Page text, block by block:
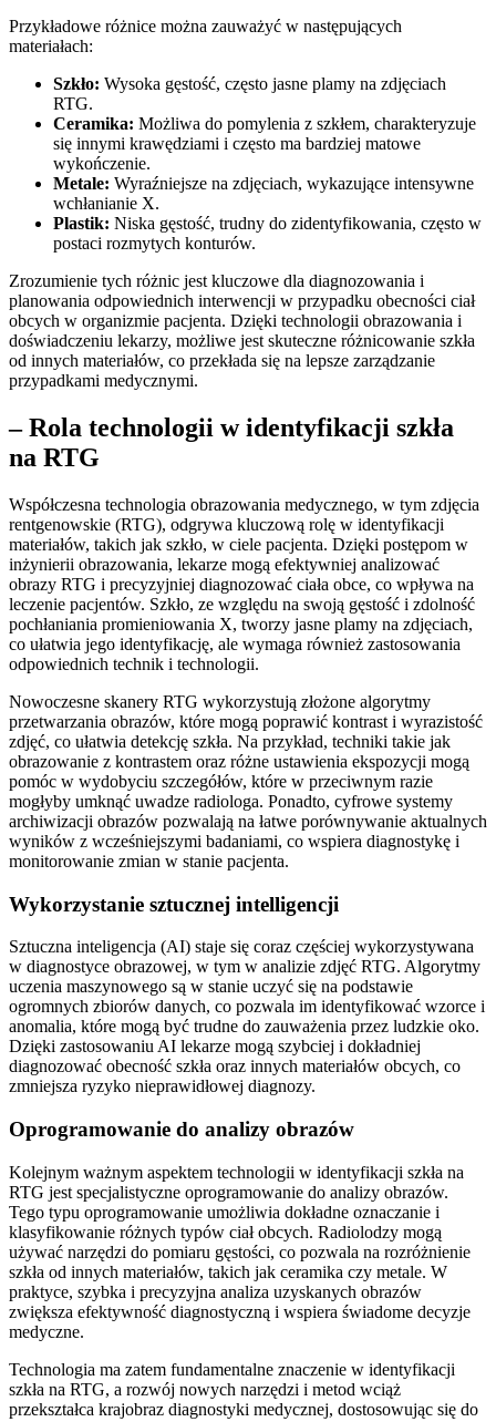
Przykładowe różnice można zauważyć w następujących
materiałach:
Szkło: Wysoka gęstość, często jasne plamy na zdjęciach
RTG.
Ceramika: Możliwa do pomylenia z szkłem, charakteryzuje
się innymi krawędziami i często ma bardziej matowe
wykończenie.
Metale: Wyraźniejsze na zdjęciach, wykazujące intensywne
wchłanianie X.
Plastik: Niska gęstość, trudny do zidentyfikowania, często w
postaci rozmytych konturów.
Zrozumienie tych różnic jest kluczowe dla diagnozowania i
planowania odpowiednich interwencji w przypadku obecności ciał
obcych w organizmie pacjenta. Dzięki technologii obrazowania i
doświadczeniu lekarzy, możliwe jest skuteczne różnicowanie szkła
od innych materiałów, co przekłada się na lepsze zarządzanie
przypadkami medycznymi.
– Rola technologii w identyfikacji szkła
na RTG
Współczesna technologia obrazowania medycznego, w tym zdjęcia
rentgenowskie (RTG), odgrywa kluczową rolę w identyfikacji
materiałów, takich jak szkło, w ciele pacjenta. Dzięki postępom w
inżynierii obrazowania, lekarze mogą efektywniej analizować
obrazy RTG i precyzyjniej diagnozować ciała obce, co wpływa na
leczenie pacjentów. Szkło, ze względu na swoją gęstość i zdolność
pochłaniania promieniowania X, tworzy jasne plamy na zdjęciach,
co ułatwia jego identyfikację, ale wymaga również zastosowania
odpowiednich technik i technologii.
Nowoczesne skanery RTG wykorzystują złożone algorytmy
przetwarzania obrazów, które mogą poprawić kontrast i wyrazistość
zdjęć, co ułatwia detekcję szkła. Na przykład, techniki takie jak
obrazowanie z kontrastem oraz różne ustawienia ekspozycji mogą
pomóc w wydobyciu szczegółów, które w przeciwnym razie
mogłyby umknąć uwadze radiologa. Ponadto, cyfrowe systemy
archiwizacji obrazów pozwalają na łatwe porównywanie aktualnych
wyników z wcześniejszymi badaniami, co wspiera diagnostykę i
monitorowanie zmian w stanie pacjenta.
Wykorzystanie sztucznej intelligencji
Sztuczna inteligencja (AI) staje się coraz częściej wykorzystywana
w diagnostyce obrazowej, w tym w analizie zdjęć RTG. Algorytmy
uczenia maszynowego są w stanie uczyć się na podstawie
ogromnych zbiorów danych, co pozwala im identyfikować wzorce i
anomalia, które mogą być trudne do zauważenia przez ludzkie oko.
Dzięki zastosowaniu AI lekarze mogą szybciej i dokładniej
diagnozować obecność szkła oraz innych materiałów obcych, co
zmniejsza ryzyko nieprawidłowej diagnozy.
Oprogramowanie do analizy obrazów
Kolejnym ważnym aspektem technologii w identyfikacji szkła na
RTG jest specjalistyczne oprogramowanie do analizy obrazów.
Tego typu oprogramowanie umożliwia dokładne oznaczanie i
klasyfikowanie różnych typów ciał obcych. Radiolodzy mogą
używać narzędzi do pomiaru gęstości, co pozwala na rozróżnienie
szkła od innych materiałów, takich jak ceramika czy metale. W
praktyce, szybka i precyzyjna analiza uzyskanych obrazów
zwiększa efektywność diagnostyczną i wspiera świadome decyzje
medyczne.
Technologia ma zatem fundamentalne znaczenie w identyfikacji
szkła na RTG, a rozwój nowych narzędzi i metod wciąż
przekształca krajobraz diagnostyki medycznej, dostosowując się do